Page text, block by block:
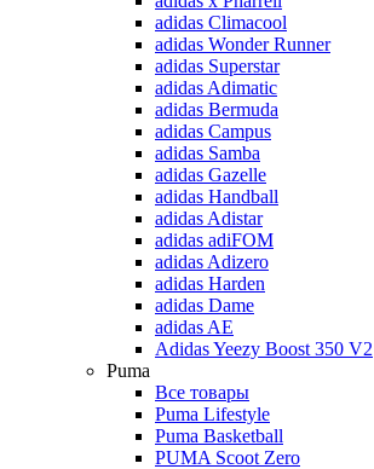
adidas Climacool
adidas Wonder Runner
adidas Superstar
adidas Adimatic
adidas Bermuda
adidas Campus
adidas Samba
adidas Gazelle
adidas Handball
adidas Adistar
adidas adiFOM
adidas Adizero
adidas Harden
adidas Dame
adidas AE
Adidas Yeezy Boost 350 V2
Puma
Все товары
Puma Lifestyle
Puma Basketball
PUMA Scoot Zero